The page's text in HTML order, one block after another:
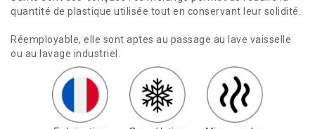
quantité de plastique utilisée tout en conservant leur solidité.
Réemployable, elle sont aptes au passage au lave vaisselle
ou au lavage industriel.